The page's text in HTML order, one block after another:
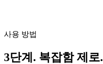
사용 방법
3단계. 복잡함 제로.